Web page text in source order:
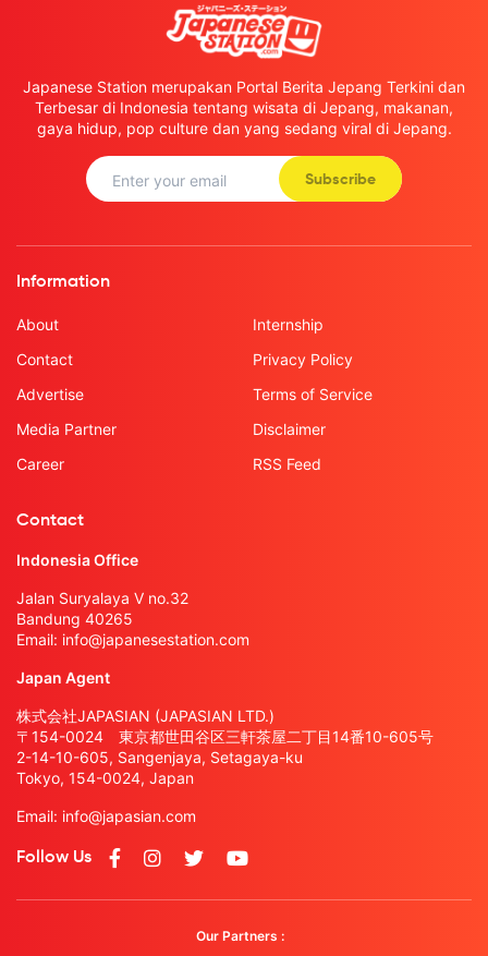
Japanese Station merupakan Portal Berita Jepang Terkini dan
Terbesar di Indonesia tentang wisata di Jepang, makanan,
gaya hidup, pop culture dan yang sedang viral di Jepang.
Subscribe
Information
About
Contact
Advertise
Media Partner
Career
Internship
Privacy Policy
Terms of Service
Disclaimer
RSS Feed
Contact
Indonesia Office
Jalan Suryalaya V no.32
Bandung 40265
Email: info@japanesestation.com
Japan Agent
株式会社JAPASIAN (JAPASIAN LTD.)
〒154-0024 東京都世田谷区三軒茶屋二丁目14番10-605号
2-14-10-605, Sangenjaya, Setagaya-ku
Tokyo, 154-0024, Japan
Email: info@japasian.com
Follow Us
Our Partners :